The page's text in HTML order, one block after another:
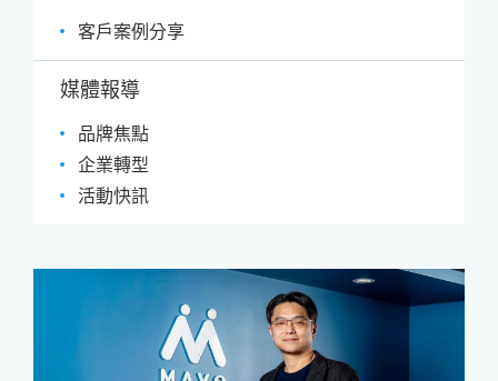
客戶案例分享
媒體報導
品牌焦點
企業轉型
活動快訊